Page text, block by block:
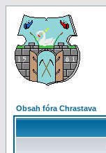
Obsah fóra Chrastava